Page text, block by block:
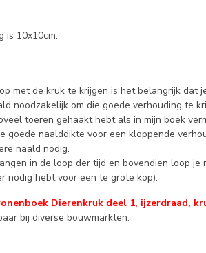
is 10x10cm.
met de kruk te krijgen is het belangrijk dat
noodzakelijk om die goede verhouding te
toeren gehaakt hebt als in mijn boek
goede naalddikte voor een kloppende
naald nodig.
in de loop der tijd en bovendien loop
nodig hebt voor een te grote kop).
Dierenkruk deel 1, ijzerdraad,
bij diverse bouwmarkten.